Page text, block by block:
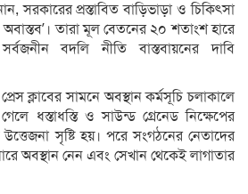
সরকারের প্রস্তাবিত বাড়িভাড়া ও চিকিৎসা
অবাস্তব’। তারা মূল বেতনের ২০ শতাংশ হারে
বদলি নীতি বাস্তবায়নের দাবি
ক্লাবের সামনে অবস্থান কর্মসূচি চলাকালে
ধস্তাধস্তি ও সাউন্ড গ্রেনেড নিক্ষেপের
সৃষ্টি হয়। পরে সংগঠনের নেতাদের
অবস্থান নেন এবং সেখান থেকেই লাগাতার